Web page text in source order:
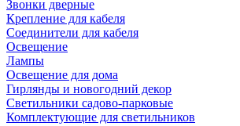
Звонки дверные
Крепление для кабеля
Соединители для кабеля
Освещение
Лампы
Освещение для дома
Гирлянды и новогодний декор
Светильники садово-парковые
Комплектующие для светильников